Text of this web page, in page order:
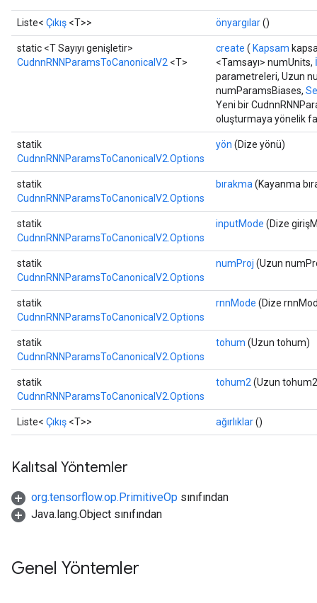
Liste< Çıkış <T>> önyargılar()
static <T Sayıyı genişletir>
CudnnRNNParamsToCanonicalV2 <T>
create ( Kapsam
<Tamsayı> numUnits,
parametreleri, Uzun
numParamsBiases,
Yeni bir
oluşturmaya yönelik
statik
CudnnRNNParamsToCanonicalV2.Options
yön (Dize yönü)
statik
CudnnRNNParamsToCanonicalV2.Options
bırakma (Kayanma
statik
CudnnRNNParamsToCanonicalV2.Options
inputMode (Dize
statik
CudnnRNNParamsToCanonicalV2.Options
numProj (Uzun
statik
CudnnRNNParamsToCanonicalV2.Options
rnnMode (Dize
statik
CudnnRNNParamsToCanonicalV2.Options
tohum (Uzun tohum)
statik
CudnnRNNParamsToCanonicalV2.Options
tohum2 (Uzun
Liste< Çıkış <T>> ağırlıklar()
Kalıtsal Yöntemler
org.tensorflow.op.PrimitiveOp sınıfından
Java.lang.Object sınıfından
Genel Yöntemler